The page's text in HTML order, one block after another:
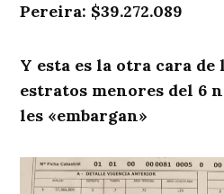
Pereira: $39.272.089
Y esta es la otra cara de
estratos menores del 6
les «embargan»